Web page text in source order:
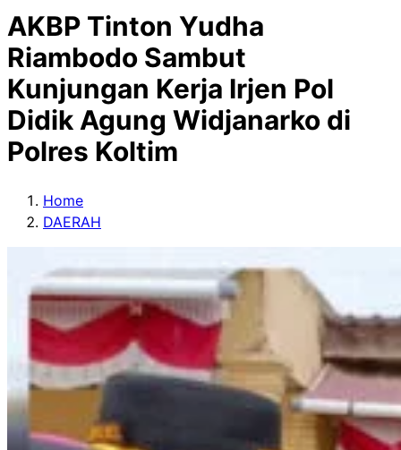
AKBP Tinton Yudha
Riambodo Sambut
Kunjungan Kerja Irjen Pol
Didik Agung Widjanarko di
Polres Koltim
Home
DAERAH